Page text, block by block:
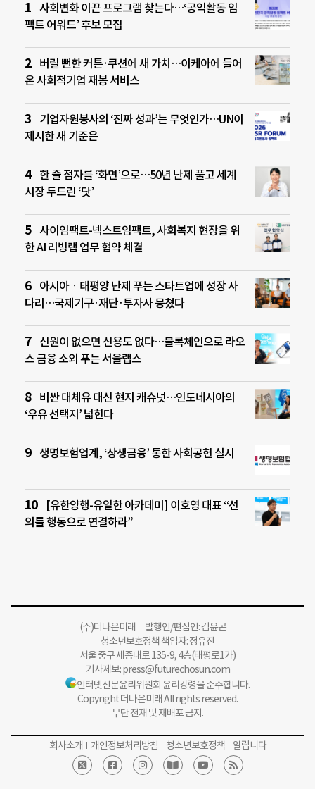
사회변화 이끈 프로그램 찾는다…‘공익활동 임
팩트 어워드’ 후보 모집
버릴 뻔한 커튼·쿠션에 새 가치…이케아에 들어
온 사회적기업 재봉 서비스
기업자원봉사의 ‘진짜 성과’는 무엇인가…UN이
제시한 새 기준은
한 줄 점자를 ‘화면’으로…50년 난제 풀고 세계
시장 두드린 ‘닷’
사이임팩트-넥스트임팩트, 사회복지 현장을 위
한 AI 리빙랩 업무 협약 체결
아시아ㆍ태평양 난제 푸는 스타트업에 성장 사
다리…국제기구·재단·투자사 뭉쳤다
신원이 없으면 신용도 없다…블록체인으로 라오
스 금융 소외 푸는 서울랩스
비싼 대체유 대신 현지 캐슈넛…인도네시아의
‘우유 선택지’ 넓힌다
생명보험업계, ‘상생금융’ 통한 사회공헌 실시
[유한양행-유일한 아카데미] 이호영 대표 “선
의를 행동으로 연결하라”
(주)더나은미래 발행인/편집인: 김윤곤
청소년보호정책 책임자: 정유진
서울 중구 세종대로 135-9, 4층(태평로1가)
기사제보:press@futurechosun.com
인터넷신문윤리위원회 윤리강령을 준수합니다.
Copyright 더나은미래 All rights reserved.
무단 전재 및 재배포 금지.
회사소개 개인정보처리방침 청소년보호정책 알립니다